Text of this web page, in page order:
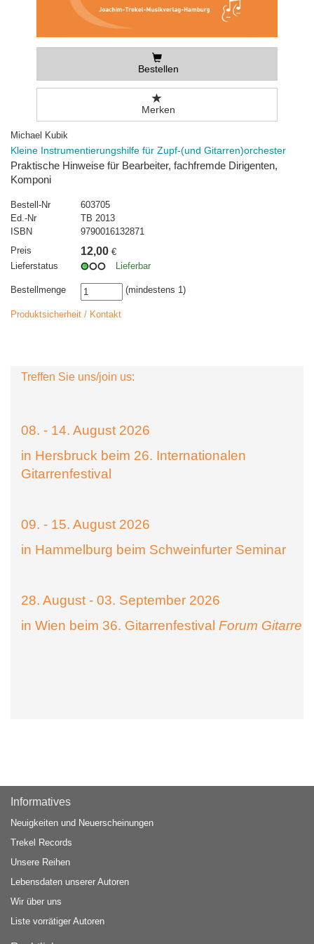
Bestellen
Merken
Michael Kubik
Kleine Instrumentierungshilfe für Zupf-(und Gitarren)orchester
Praktische Hinweise für Bearbeiter, fachfremde Dirigenten,
Komponi
Bestell-Nr
603705
Ed.-Nr
TB 2013
ISBN
9790016132871
Preis
12,00 €
Lieferstatus
Lieferbar
Bestellmenge (mindestens 1)
Produktsicherheit / Kontakt
Treffen Sie uns/join us:
08. - 14. August 2026
in Hersbruck beim 26. Internationalen
Gitarrenfestival
09. - 15. August 2026
in Hammelburg beim Schweinfurter Seminar
28. August - 03. September 2026
in Wien beim 36. Gitarrenfestival Forum Gitarre
Informatives
Neuigkeiten und Neuerscheinungen
Trekel Records
Unsere Reihen
Lebensdaten unserer Autoren
Wir über uns
Liste vorrätiger Autoren